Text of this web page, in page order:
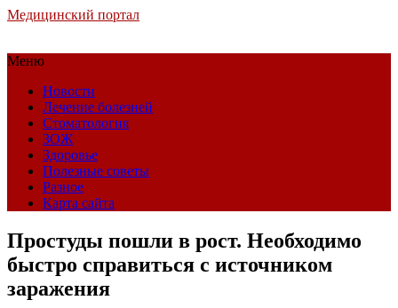
Медицинский портал
Меню
Новости
Лечение болезней
Стоматология
ЗОЖ
Здоровье
Полезные советы
Разное
Карта сайта
Простуды пошли в рост. Необходимо
быстро справиться с источником
заражения